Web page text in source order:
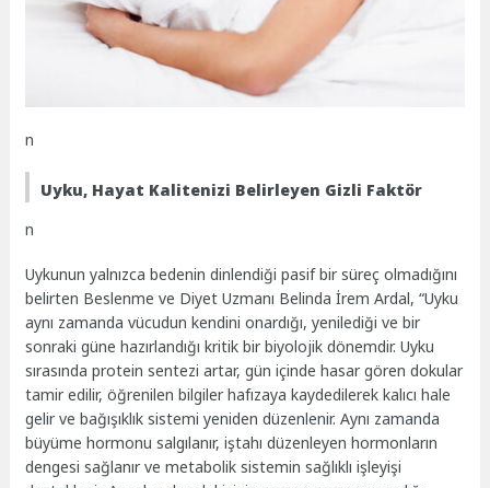
n
Uyku, Hayat Kalitenizi Belirleyen Gizli Faktör
n
Uykunun yalnızca bedenin dinlendiği pasif bir süreç olmadığını
belirten Beslenme ve Diyet Uzmanı Belinda İrem Ardal, “Uyku
aynı zamanda vücudun kendini onardığı, yenilediği ve bir
sonraki güne hazırlandığı kritik bir biyolojik dönemdir. Uyku
sırasında protein sentezi artar, gün içinde hasar gören dokular
tamir edilir, öğrenilen bilgiler hafızaya kaydedilerek kalıcı hale
gelir ve bağışıklık sistemi yeniden düzenlenir. Aynı zamanda
büyüme hormonu salgılanır, iştahı düzenleyen hormonların
dengesi sağlanır ve metabolik sistemin sağlıklı işleyişi